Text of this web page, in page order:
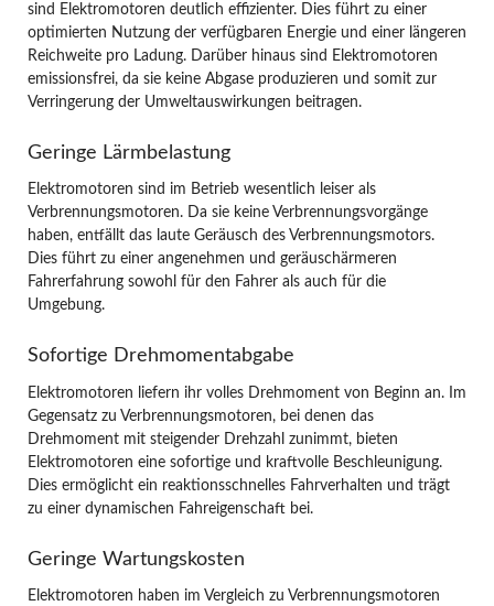
sind Elektromotoren deutlich effizienter. Dies führt zu einer
optimierten Nutzung der verfügbaren Energie und einer längeren
Reichweite pro Ladung. Darüber hinaus sind Elektromotoren
emissionsfrei, da sie keine Abgase produzieren und somit zur
Verringerung der Umweltauswirkungen beitragen.
Geringe Lärmbelastung
Elektromotoren sind im Betrieb wesentlich leiser als
Verbrennungsmotoren. Da sie keine Verbrennungsvorgänge
haben, entfällt das laute Geräusch des Verbrennungsmotors.
Dies führt zu einer angenehmen und geräuschärmeren
Fahrerfahrung sowohl für den Fahrer als auch für die
Umgebung.
Sofortige Drehmomentabgabe
Elektromotoren liefern ihr volles Drehmoment von Beginn an. Im
Gegensatz zu Verbrennungsmotoren, bei denen das
Drehmoment mit steigender Drehzahl zunimmt, bieten
Elektromotoren eine sofortige und kraftvolle Beschleunigung.
Dies ermöglicht ein reaktionsschnelles Fahrverhalten und trägt
zu einer dynamischen Fahreigenschaft bei.
Geringe Wartungskosten
Elektromotoren haben im Vergleich zu Verbrennungsmotoren